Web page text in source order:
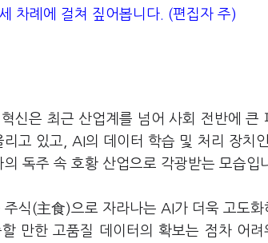
차례에 걸쳐 짚어봅니다 . (편집자 주)
신은 최근 산업계를 넘어 사회 전반에 큰
리고 있고 , AI의 데이터 학습 및 처리 장치
독주 속 호황 산업으로 각광받는 모습입
주식 (主食)으로 자라나는 AI가 더욱 고도화
만한 고품질 데이터의 확보는 점차 어려